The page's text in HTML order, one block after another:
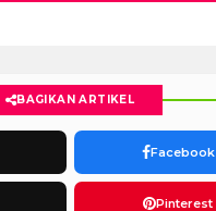
BAGIKAN ARTIKEL
Facebook
Pinterest